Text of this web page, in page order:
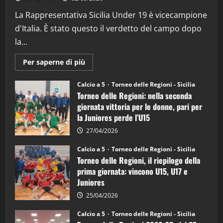
08/04/2026
La Rappresentativa Sicilia Under 19 è vicecampione
d'Italia. È stato questo il verdetto del campo dopo
la...
Per saperne di più
informazioni
Torneo
delle
Regioni
di
calcio
a
5:
la
Juniores
è
vicecampione
d’Italia
Calcio a 5 Torneo delle Regioni - Sicilia
Torneo delle Regioni: nella seconda
giornata vittoria per le donne, pari per
la Juniores perde l’U15
27/04/2026
Calcio a 5 Torneo delle Regioni - Sicilia
Torneo delle Regioni, il riepilogo della
prima giornata: vincono U15, U17 e
Juniores
25/04/2026
Calcio a 5 Torneo delle Regioni - Sicilia